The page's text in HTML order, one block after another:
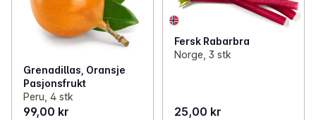
Grenadillas, Oransje
Pasjonsfrukt
Peru, 4 stk
99,00 kr
Fersk Rabarbra
Norge, 3 stk
25,00 kr